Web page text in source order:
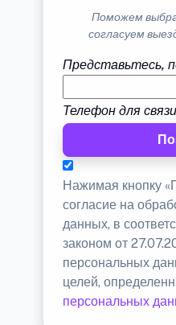
Поможем
согласуем
Представьтесь,
Телефон для связи
Нажимая кнопку
согласие на
данных, в
законом от
персональных
целей,
персональных